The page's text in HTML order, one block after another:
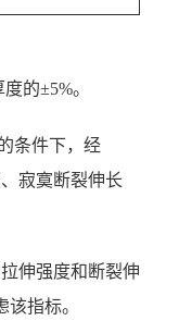
的±5%。
条件下，经
寂寞断裂伸长
伸强度和断裂伸
指标。